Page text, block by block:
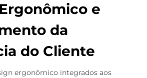
e
da
do Cliente
ergonômico integrados aos